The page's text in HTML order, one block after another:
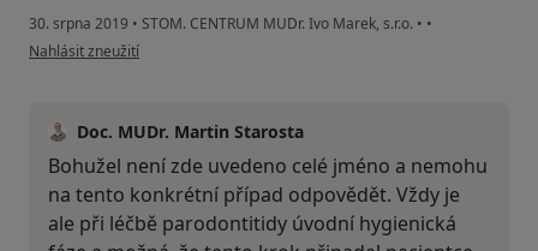
30. srpna 2019 • STOM. CENTRUM MUDr. Ivo Marek, s.r.o. • •
podle názoru uživatele Váš účet byl odstraněn
Nahlásit zneužití
Doc. MUDr. Martin Starosta
Bohužel není zde uvedeno celé jméno a nemohu
na tento konkrétní případ odpovědět. Vždy je
ale při léčbě parodontitidy úvodní hygienická